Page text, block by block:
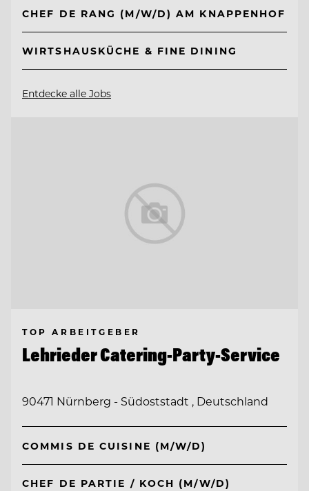
CHEF DE RANG (M/W/D) AM KNAPPENHOF
WIRTSHAUSKÜCHE & FINE DINING
Entdecke alle Jobs
TOP ARBEITGEBER
Lehrieder Catering-Party-Service
90471 Nürnberg - Südoststadt , Deutschland
COMMIS DE CUISINE (M/W/D)
CHEF DE PARTIE / KOCH (M/W/D)